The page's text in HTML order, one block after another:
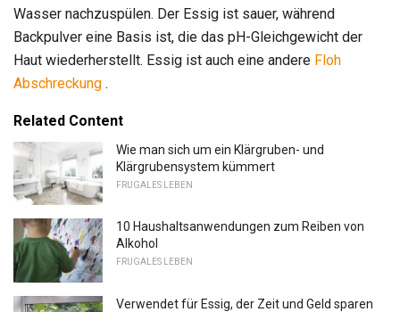
Wasser nachzuspülen. Der Essig ist sauer, während
Backpulver eine Basis ist, die das pH-Gleichgewicht der
Haut wiederherstellt. Essig ist auch eine andere Floh
Abschreckung .
Related Content
Wie man sich um ein Klärgruben- und
Klärgrubensystem kümmert
FRUGALES LEBEN
10 Haushaltsanwendungen zum Reiben von
Alkohol
FRUGALES LEBEN
Verwendet für Essig, der Zeit und Geld sparen